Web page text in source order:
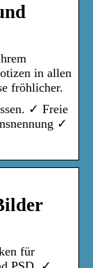
in allen
fröhlicher.
✓ Freie
✓
für